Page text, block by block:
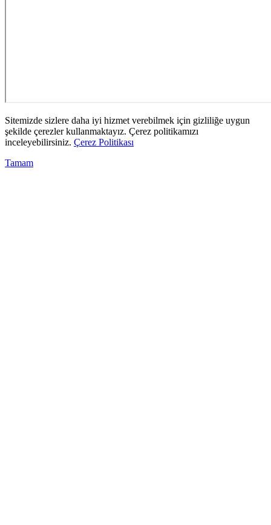
Sitemizde sizlere daha iyi hizmet verebilmek için gizliliğe uygun
şekilde çerezler kullanmaktayız. Çerez politikamızı
inceleyebilirsiniz. Çerez Politikası
Tamam